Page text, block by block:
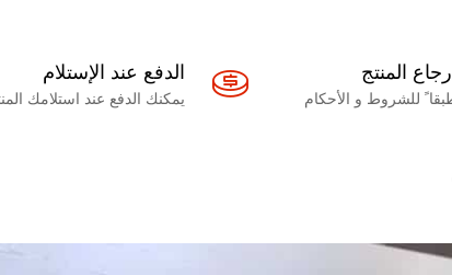
المنتج
للشروط و الأحكام
الدفع عند الإستلام
يمكنك الدفع عند استلامك المنتج